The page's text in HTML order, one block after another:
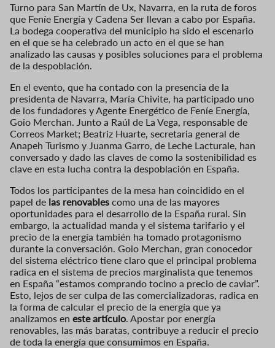
Turno para San Martín de Ux, Navarra, en la ruta de foros
que Feníe Energía y Cadena Ser llevan a cabo por España.
La bodega cooperativa del municipio ha sido el escenario
en el que se ha celebrado un acto en el que se han
analizado las causas y posibles soluciones para el problema
de la despoblación.
En el evento, que ha contado con la presencia de la
presidenta de Navarra, María Chivite, ha participado uno
de los fundadores y Agente Energético de Feníe Energía,
Goio Merchan. Junto a Raúl de La Vega, responsable de
Correos Market; Beatriz Huarte, secretaria general de
Anapeh Turismo y Juanma Garro, de Leche Lacturale, han
conversado y dado las claves de como la sostenibilidad es
clave en esta lucha contra la despoblación en España.
Todos los participantes de la mesa han coincidido en el
papel de las renovables como una de las mayores
oportunidades para el desarrollo de la España rural. Sin
embargo, la actualidad manda y el sistema tarifario y el
precio de la energía también ha tomado protagonismo
durante la conversación. Goio Merchan, gran conocedor
del sistema eléctrico tiene claro que el principal problema
radica en el sistema de precios marginalista que tenemos
en España “estamos comprando tocino a precio de caviar”.
Esto, lejos de ser culpa de las comercializadoras, radica en
la forma de calcular el precio de la energía que ya
analizamos en este artículo. Apostar por energía
renovables, las más baratas, contribuye a reducir el precio
de toda la energía que consumimos en España.